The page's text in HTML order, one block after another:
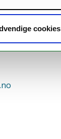
cookies